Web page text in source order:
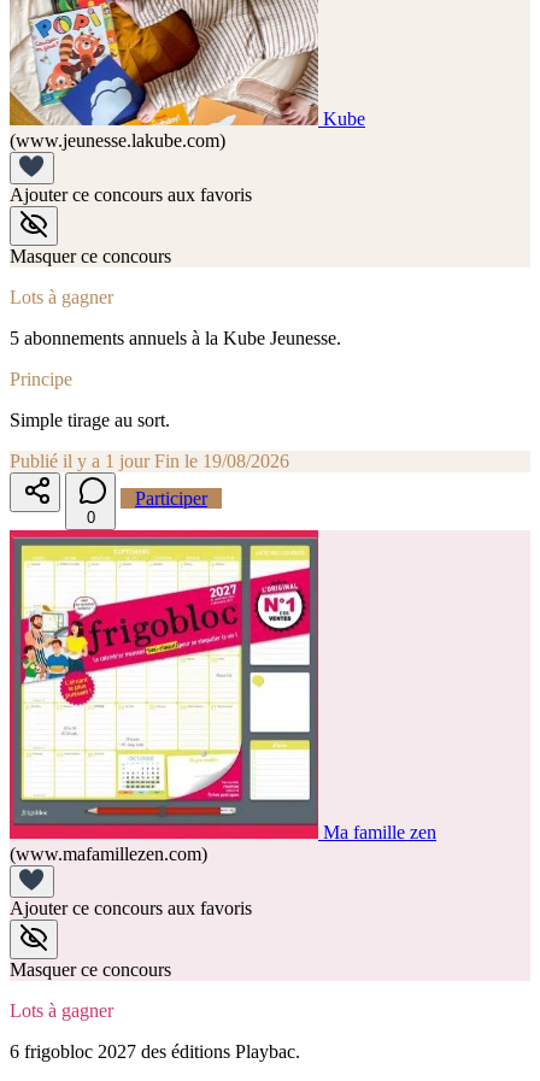
Kube
(www.jeunesse.lakube.com)
Ajouter ce concours aux favoris
Masquer ce concours
Lots à gagner
5 abonnements annuels à la Kube Jeunesse.
Principe
Simple tirage au sort.
Publié il y a 1 jour Fin le 19/08/2026
0
Participer
Ma famille zen
(www.mafamillezen.com)
Ajouter ce concours aux favoris
Masquer ce concours
Lots à gagner
6 frigobloc 2027 des éditions Playbac.